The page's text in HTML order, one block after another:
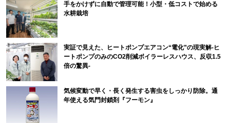
手をかけずに自動で管理可能！小型・低コストで始める
水耕栽培
実証で見えた、ヒートポンプエアコン“電化”の現実解-ヒ
ートポンプのみのCO2削減ボイラーレスハウス、反収1.5
倍の驚異-
気候変動で早く・長く発生する害虫をしっかり防除。通
年使える気門封鎖剤『フーモン』